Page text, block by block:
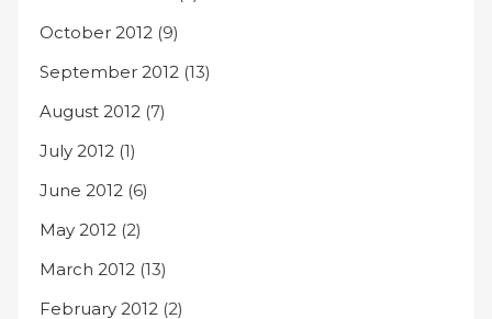
October 2012 (9)
September 2012 (13)
August 2012 (7)
July 2012 (1)
June 2012 (6)
May 2012 (2)
March 2012 (13)
February 2012 (2)